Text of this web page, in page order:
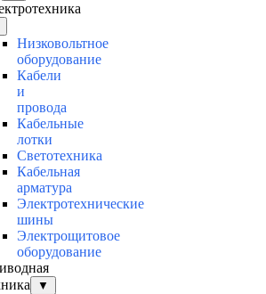
Низковольтное
оборудование
Кабели
и
провода
Кабельные
лотки
Светотехника
Кабельная
арматура
Электротехнические
шины
Электрощитовое
оборудование
▼